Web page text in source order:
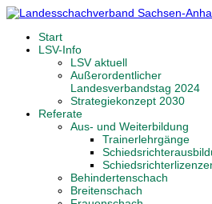
Start
LSV-Info
LSV aktuell
Außerordentlicher
Landesverbandstag 2024
Strategiekonzept 2030
Referate
Aus- und Weiterbildung
Trainerlehrgänge
Behindertenschach
Breitenschach